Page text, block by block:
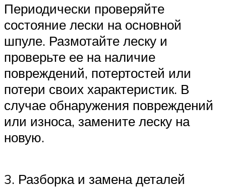
Периодически проверяйте
состояние лески на основной
шпуле. Размотайте леску и
проверьте ее на наличие
повреждений, потертостей или
потери своих характеристик. В
случае обнаружения повреждений
или износа, замените леску на
новую.
3. Разборка и замена деталей